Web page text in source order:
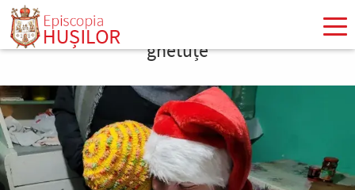
Mergi
conţinutul
ghetuțe